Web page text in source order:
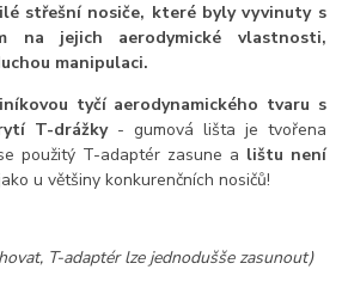
střešní nosiče, které byly vyvinuty s
na jejich aerodymické vlastnosti,
manipulaci.
tyčí aerodynamického tvaru s
T-drážky- gumová lišta je tvořena
použitý T-adaptér zasune a lištu není
u většiny konkurenčních nosičů!
T-adaptér lze jednodušše zasunout)